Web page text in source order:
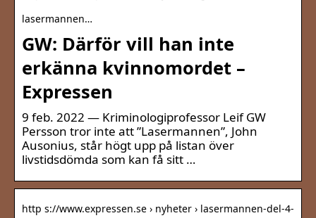
lasermannen…
GW: Därför vill han inte
erkänna kvinnomordet –
Expressen
9 feb. 2022 — Kriminologiprofessor Leif GW
Persson tror inte att ”Lasermannen”, John
Ausonius, står högt upp på listan över
livstidsdömda som kan få sitt …
http s://www.expressen.se › nyheter › lasermannen-del-4-